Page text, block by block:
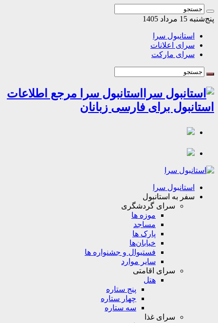
مرداد 1405
استانبول سرا
سرای اعلانات
سرای مارکت
استانبول سرا مرجع اطلاعات
برای فارسی زبانان
استانبول سرا
سفر به استانبول
سرای گردشگری
موزه ها
مساجد
پارک ها
خیابان‌ها
فستیوال و جشنواره ها
سایر موارد
سرای اقامتی
هتل
پنج ستاره
چهار ستاره
سه ستاره
سرای غذا